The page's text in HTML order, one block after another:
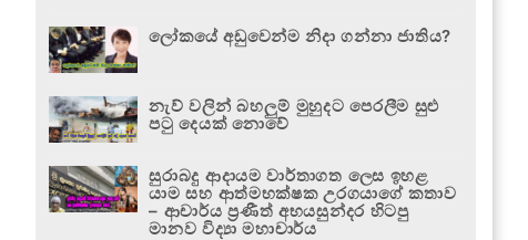
ලෝකයේ අඩුවෙන්ම නිදා ගන්නා ජාතිය?
නැව් වලින් බහලුම් මුහුදට පෙරලීම සුළු
පටු දෙයක් නොවේ
සුරාබදු ආදායම වාර්තාගත ලෙස ඉහළ
යාම සහ ආත්මභක්ෂක උරගයාගේ කතාව
– ආචාර්ය ප්‍රණීත් අභයසුන්දර හිටපු
මානව විද්‍යා මහාචාර්ය